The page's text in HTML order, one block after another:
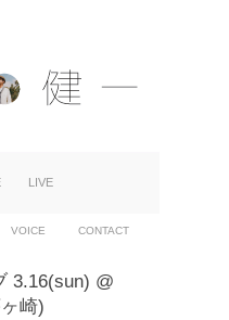
LIVE
VOICE CONTACT
3.16(sun) @
崎)